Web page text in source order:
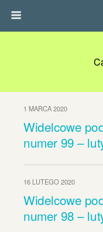
1 MARCA 2020
Widelcowe
numer 99 –
16 LUTEGO 2020
Widelcowe
numer 98 –